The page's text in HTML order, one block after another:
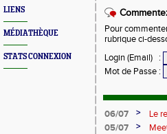
LIENS
MÉDIATHÈQUE
STATS CONNEXION
Pour
rubrique ci-
Login (Email)
:
Mot de Passe :
06/07 >
Le
05/07 >